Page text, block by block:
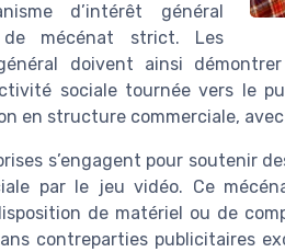
d’intérêt général
mécénat strict. Les
doivent ainsi
sociale tournée vers le
en structure commerciale,
s’engagent pour soutenir
par le jeu vidéo. Ce
de matériel ou de
contreparties publicitaires